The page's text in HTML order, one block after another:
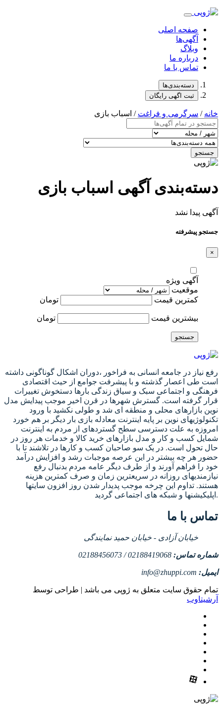
صفحه اصلی
آگهی‌ها
وبلاگ
درباره ما
تماس با ما
دسته‌بندی‌ها
ثبت اگهی رایگان
خانه / سرگرمی و فراغت / اسباب‌ بازی
جستجو
دسته‌بندی آگهی اسباب‌ بازی
آگهی پیدا نشد
جستجو پیشرفته
×
آگهی ویژه
موقعیت
کمترین قیمت
تومان
بیشترین قیمت تومان
جستجو
رفع نیاز در جامعه انسانی به فراخور ،دوران اشکال گوناگونی داشته
است طی اعصار گذشته و با پیشرفت جوامع از حیث اقتصادی
فرهنگی و اجتماعی سبک و سیاق زندگی بارها دستخوش تغییرات
قرار گرفته است. گسترش شهرها در قرن اخیر موجب پیدایش مدل
نوین بازارهای محلی و منطقه ای شد و طولی نکشید با ورود
تکنولوژیهای نوین بر پایه اینترنت معادله بازی بار دیگر بر هم خورد
امروزه به علت دسترسی سطح گستردهای از مردم به اینترنت
شمایل کسب و کار و مدل بازارهای خرید کالا و خدمات هر روز در
حال تحول است. در یک سو صاحبان کسب و کارها در تلاشند تا با
حضور هر چه بیشتر در این عرصه موجبات رشد و افزایش درآمد
خود را فراهم آورند و از طرف دیگر عامه مردم بدنبال رفع
نیازمندیهای روزانه در سریعترین زمان و صرف کمترین هزینه
هستند. تداوم این چرخه موجب پدیدار شدن روز افزون سایتها
اپلیکیشنها و شبکه های اجتماعی گردید.
تماس با ما
خیابان آزادی - خیابان حمید نمایندگی
شماره تماس: 02188419068 / 02188456073
ایمیل: info@zhuppi.com
تمام حقوق سایت متعلق به ژوپی می باشد | طراحی توسط
آرشیتاوب